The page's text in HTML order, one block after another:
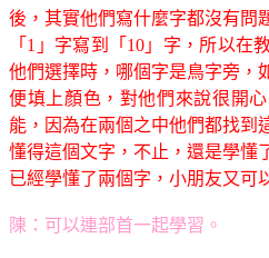
後，其實他們寫什麼字都沒有問
「1」字寫到「10」字，所以在
他們選擇時，哪個字是鳥字旁，
便填上顏色，對他們來說很開
能，因為在兩個之中他們都找到
懂得這個文字，不止，還是學懂
已經學懂了兩個字，小朋友又可
陳：可以連部首一起學習。